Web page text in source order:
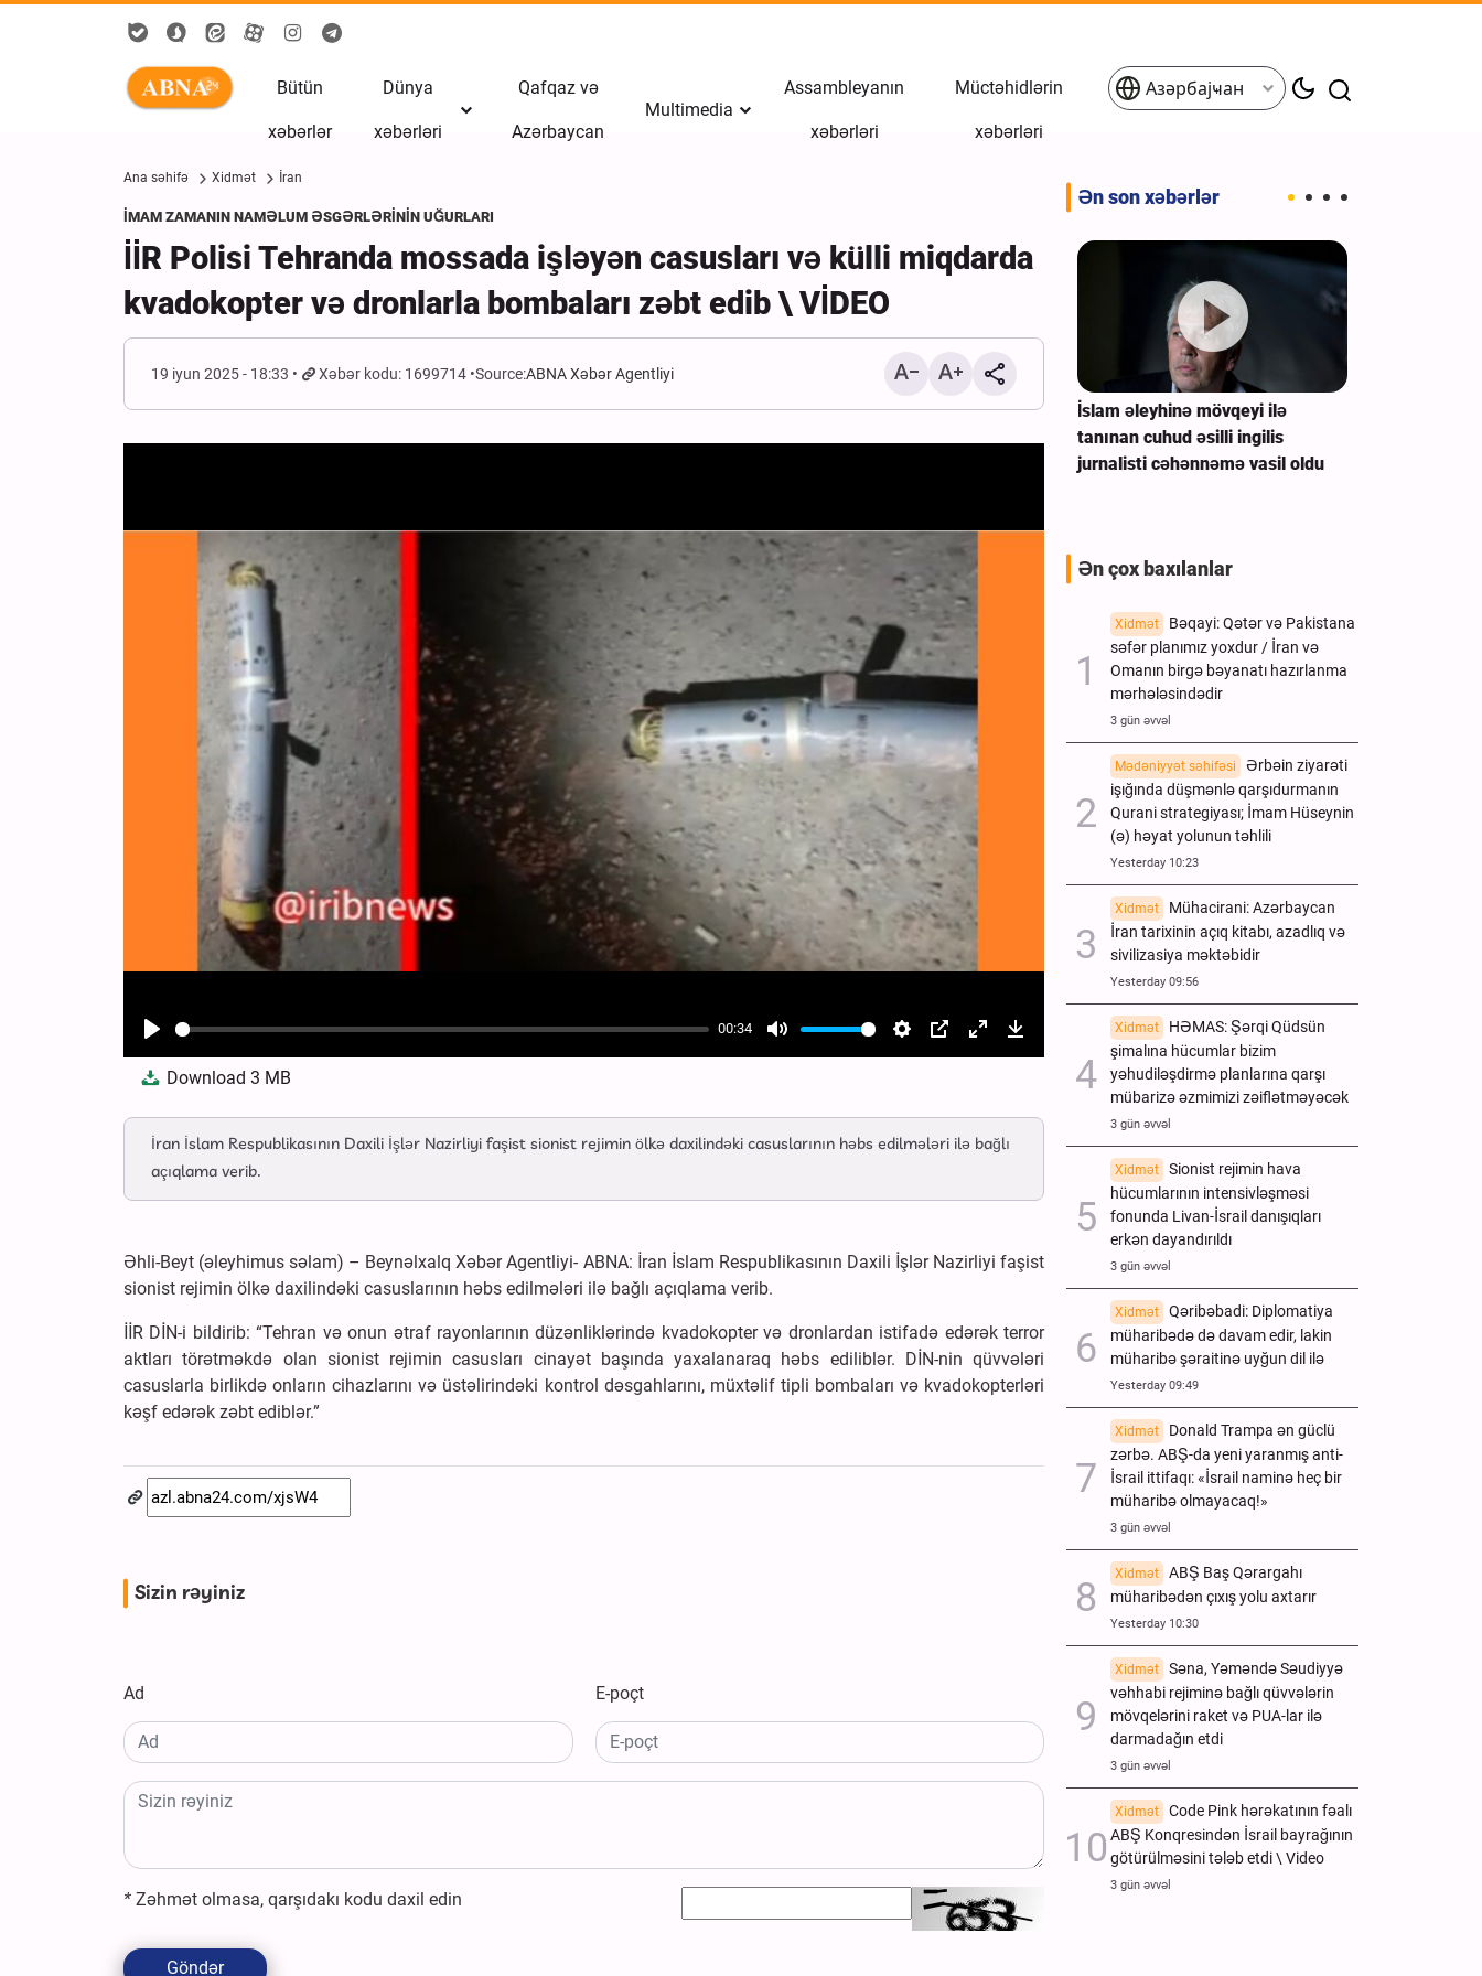
Bütün
xəbərlər
Dünya
xəbərləri
Qafqaz və
Azərbaycan
Multimedia
Assambleyanın
xəbərləri
Müctəhidlərin
xəbərləri
Азәрбајҹан
Ana səhifə Xidmət İran
İMAM ZAMANIN NAMƏLUM ƏSGƏRLƏRİNİN UĞURLARI
İİR Polisi Tehranda mossada işləyən casusları və külli miqdarda
kvadokopter və dronlarla bombaları zəbt edib \ VİDEO
19 iyun 2025 - 18:33 Xəbər kodu: 1699714 Source:ABNA Xəbər Agentliyi
Play
00:34
Mute Settings
PIP EnterDownload
Download3 MB
İran İslam Respublikasının Daxili İşlər Nazirliyi faşist sionist rejimin ölkə daxilindəki casuslarının həbs edilmələri ilə bağlı
açıqlama verib.
Əhli-Beyt (əleyhimus səlam) – Beynəlxalq Xəbər Agentliyi- ABNA: İran İslam Respublikasının Daxili İşlər Nazirliyi faşist
sionist rejimin ölkə daxilindəki casuslarının həbs edilmələri ilə bağlı açıqlama verib.
İİR DİN-i bildirib: “Tehran və onun ətraf rayonlarının düzənliklərində kvadokopter və dronlardan istifadə edərək terror
aktları törətməkdə olan sionist rejimin casusları cinayət başında yaxalanaraq həbs ediliblər. DİN-nin qüvvələri
casuslarla birlikdə onların cihazlarını və üstəlirindəki kontrol dəsgahlarını, müxtəlif tipli bombaları və kvadokopterləri
kəşf edərək zəbt ediblər.”
Sizin rəyiniz
Ad E-poçt
* Zəhmət olmasa, qarşıdakı kodu daxil edin
Göndər
Ən son xəbərlər
Mühacirani: Azərbaycan İran
İslam əleyhinə mövqeyi ilə
tanınan cuhud əsilli ingilis
jurnalisti cəhənnəmə vasil oldu
Ən çox baxılanlar
Xidmət
Bəqayi: Qətər və Pakistana
səfər planımız yoxdur / İran və
Omanın birgə bəyanatı hazırlanma
mərhələsindədir
3 gün əvvəl
Mədəniyyət səhifəsi
Ərbəin ziyarəti
işığında düşmənlə qarşıdurmanın
Qurani strategiyası; İmam Hüseynin
(ə) həyat yolunun təhlili
Yesterday 10:23
Xidmət
Mühacirani: Azərbaycan
İran tarixinin açıq kitabı, azadlıq və
sivilizasiya məktəbidir
Yesterday 09:56
Xidmət
HƏMAS: Şərqi Qüdsün
şimalına hücumlar bizim
yəhudiləşdirmə planlarına qarşı
mübarizə əzmimizi zəiflətməyəcək
3 gün əvvəl
Xidmət
Sionist rejimin hava
hücumlarının intensivləşməsi
fonunda Livan-İsrail danışıqları
erkən dayandırıldı
3 gün əvvəl
Xidmət
Qəribəbadi: Diplomatiya
müharibədə də davam edir, lakin
müharibə şəraitinə uyğun dil ilə
Yesterday 09:49
Xidmət
Donald Trampa ən güclü
zərbə. ABŞ-da yeni yaranmış anti-
İsrail ittifaqı: «İsrail naminə heç bir
müharibə olmayacaq!»
3 gün əvvəl
Xidmət
ABŞ Baş Qərargahı
müharibədən çıxış yolu axtarır
Yesterday 10:30
Xidmət
Səna, Yəməndə Səudiyyə
vəhhabi rejiminə bağlı qüvvələrin
mövqelərini raket və PUA-lar ilə
darmadağın etdi
3 gün əvvəl
Xidmət
Code Pink hərəkatının fəalı
ABŞ Konqresindən İsrail bayrağının
götürülməsini tələb etdi \ Video
3 gün əvvəl